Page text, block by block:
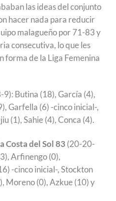
las ideas del conjunto
hacer nada para reducir
malagueño por 71-83 y
consecutiva, lo que les
forma de la Liga Femenina
Butina (18), García (4),
Garfella (6) -cinco inicial-,
(1), Sahie (4), Conca (4).
Costa del Sol 83(20-20-
Arfinengo (0),
-cinco inicial-, Stockton
Moreno (0), Azkue (10) y